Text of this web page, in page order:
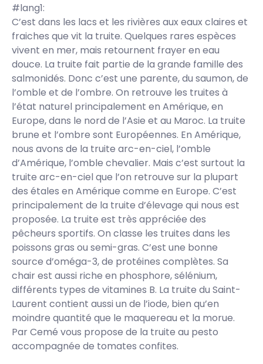
#lang1:
C’est dans les lacs et les rivières aux eaux claires et
fraiches que vit la truite. Quelques rares espèces
vivent en mer, mais retournent frayer en eau
douce. La truite fait partie de la grande famille des
salmonidés. Donc c’est une parente, du saumon, de
l’omble et de l’ombre. On retrouve les truites à
l’état naturel principalement en Amérique, en
Europe, dans le nord de l’Asie et au Maroc. La truite
brune et l’ombre sont Européennes. En Amérique,
nous avons de la truite arc-en-ciel, l’omble
d’Amérique, l’omble chevalier. Mais c’est surtout la
truite arc-en-ciel que l’on retrouve sur la plupart
des étales en Amérique comme en Europe. C’est
principalement de la truite d’élevage qui nous est
proposée. La truite est très appréciée des
pêcheurs sportifs. On classe les truites dans les
poissons gras ou semi-gras. C’est une bonne
source d’oméga-3, de protéines complètes. Sa
chair est aussi riche en phosphore, sélénium,
différents types de vitamines B. La truite du Saint-
Laurent contient aussi un de l’iode, bien qu’en
moindre quantité que le maquereau et la morue.
Par Cemé vous propose de la truite au pesto
accompagnée de tomates confites.